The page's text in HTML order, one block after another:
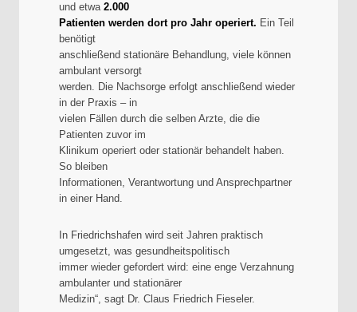
und etwa 2.000
Patienten werden dort pro Jahr operiert. Ein Teil
benötigt
anschließend stationäre Behandlung, viele können
ambulant versorgt
werden. Die Nachsorge erfolgt anschließend wieder
in der Praxis – in
vielen Fällen durch die selben Arzte, die die
Patienten zuvor im
Klinikum operiert oder stationär behandelt haben.
So bleiben
Informationen, Verantwortung und Ansprechpartner
in einer Hand.
In Friedrichshafen wird seit Jahren praktisch
umgesetzt, was gesundheitspolitisch
immer wieder gefordert wird: eine enge Verzahnung
ambulanter und stationärer
Medizin“, sagt Dr. Claus Friedrich Fieseler.